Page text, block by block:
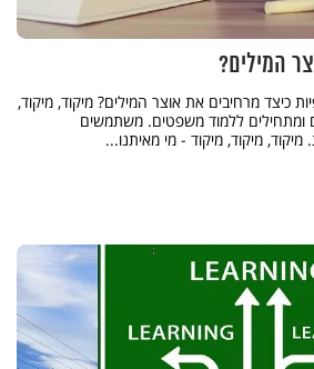
המילים?
כיצד מרחיבים את אוצר המילים? מיקוד, מיקוד,
ומתחילים ללמוד משפטים. משתמשים
מיקוד, מיקוד, מיקוד - מי מאיתנו...